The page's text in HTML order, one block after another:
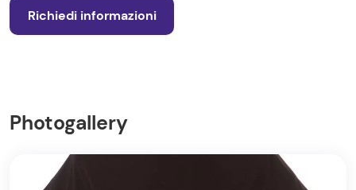
Richiedi informazioni
Photogallery